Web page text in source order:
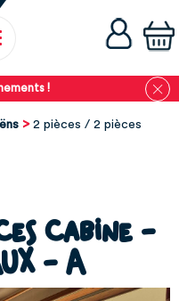
!
2 pièces / 2 pièces
cabine -
- A